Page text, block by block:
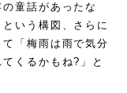
童話があったな
いう構図、さらに
「梅雨は雨で気分
くるかもね?」と